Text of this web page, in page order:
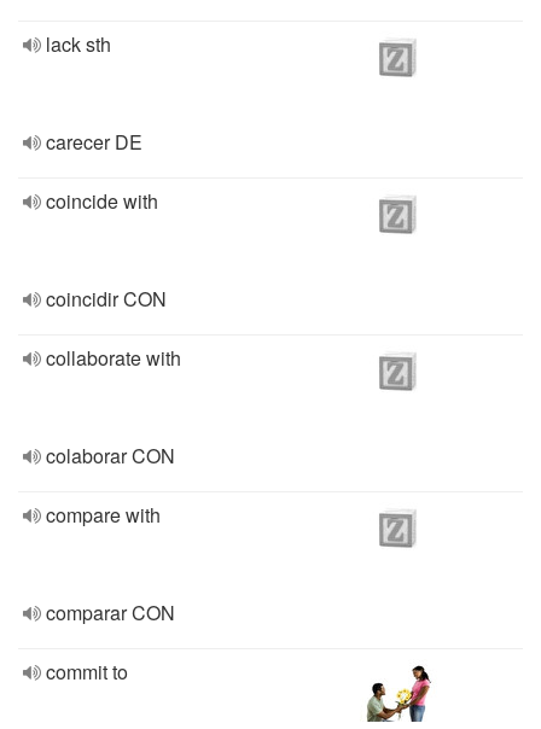
lack sth
carecer DE
coincide with
coincidir CON
collaborate with
colaborar CON
compare with
comparar CON
commit to